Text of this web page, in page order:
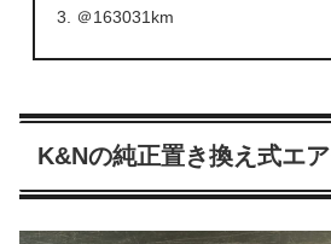
＠163031km
K&Nの純正置き換え式エ